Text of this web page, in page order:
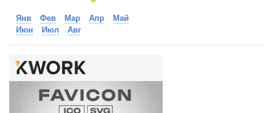
Янв Фев Мар Апр
Май
Июн
Июл Авг